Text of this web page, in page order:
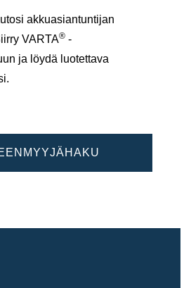
akkuasiantuntijan
VARTA® -
ja löydä luotettava